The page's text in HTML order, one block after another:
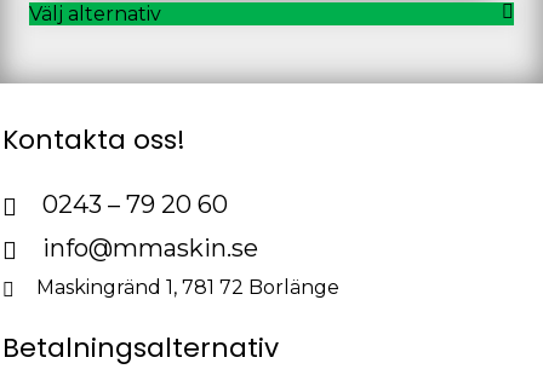
Välj alternativ
produkten
flera
De
alternativen
kan
produktsidan
Kontakta oss!
0243 – 79 20 60
info@mmaskin.se
Maskingränd 1, 781 72 Borlänge
Betalningsalternativ